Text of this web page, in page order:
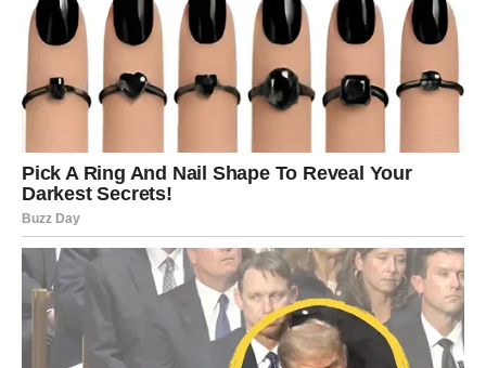
Na emotivnom planu,Bikulazi u snažan period
ispunjenja. Oni koji su dugo bili usamljeni mogu upoznati
osobu koja donosi sigurnost, toplinu i osećaj mira. Oni
koji su u vezi mogu doživeti veliko zbližavanje, pomirenje
Za mnoge pripadnike znaka ovo će biti trenutak kada srce
konačno prestaje da luta kroz razočaranja. Posle mnogo
pitanja i nesigurnosti, dolazi odgovor koji menja sve.
Nije isključeno ni vraćanje osobe iz prošlosti, ali ovoga
puta sa iskrenijim namerama i željom da se ono što je
nekada puklo sada popravi.